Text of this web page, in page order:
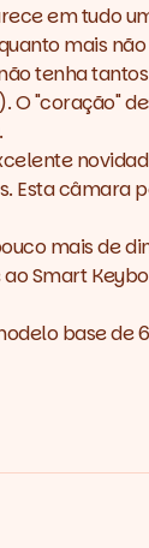
em tudo
mais
tenha
"coração"
câmara
mais de
Smart
base